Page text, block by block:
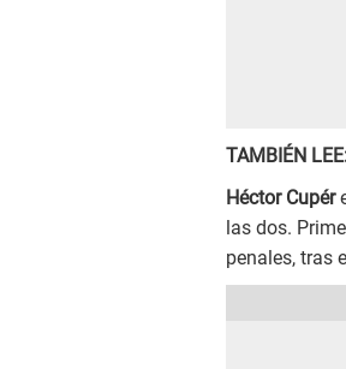
TAMBIÉN
Héctor Cupér
las dos.
penales, tras